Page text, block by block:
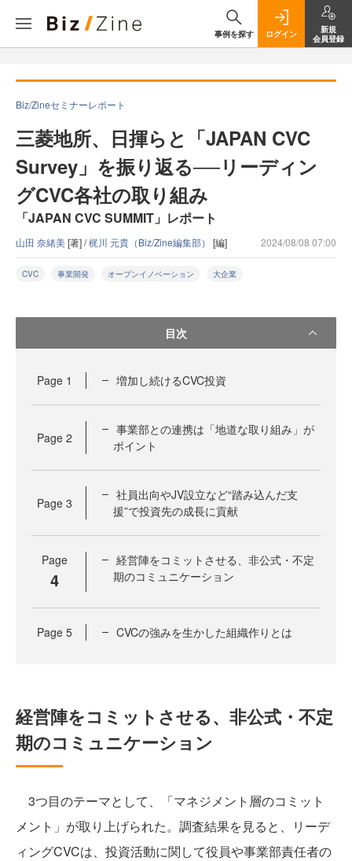
事例を探す ログイン
新規
会員登録
Biz/Zineセミナーレポート
三菱地所、日揮らと「JAPAN CVC
Survey」を振り返る──リーディン
グCVC各社の取り組み
「JAPAN CVC SUMMIT」レポート
山田 奈緒美[著] /梶川 元貴（Biz/Zine編集部） [編] 2024/08/08 07:00
CVC 事業開発 オープンイノベーション 大企業
目次
Page 1 増加し続けるCVC投資
Page 2
事業部との連携は「地道な取り組み」が
ポイント
Page 3
社員出向やJV設立など“踏み込んだ支
援”で投資先の成長に貢献
Page
4
経営陣をコミットさせる、非公式・不定
期のコミュニケーション
Page 5 CVCの強みを生かした組織作りとは
経営陣をコミットさせる、非公式・不定
期のコミュニケーション
3つ目のテーマとして、「マネジメント層のコミット
メント」が取り上げられた。調査結果を見ると、リーデ
ィングCVCは、投資活動に関して役員や事業部責任者の